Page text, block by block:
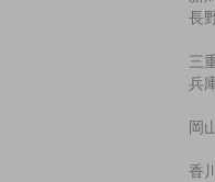
長
三
兵
岡
香